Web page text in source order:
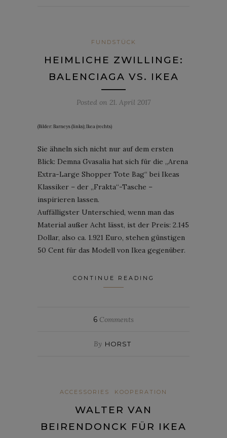
FUNDSTÜCK
HEIMLICHE ZWILLINGE:
BALENCIAGA VS. IKEA
Posted on 21. April 2017
(Bilder: Barneys (links); Ikea (rechts)
Sie ähneln sich nicht nur auf dem ersten
Blick: Demna Gvasalia hat sich für die „Arena
Extra-Large Shopper Tote Bag“ bei Ikeas
Klassiker – der „Frakta“-Tasche –
inspirieren lassen.
Auffälligster Unterschied, wenn man das
Material außer Acht lässt, ist der Preis: 2.145
Dollar, also ca. 1.921 Euro, stehen günstigen
50 Cent für das Modell von Ikea gegenüber.
CONTINUE READING
6 Comments
By HORST
ACCESSORIES KOOPERATION
WALTER VAN
BEIRENDONCK FÜR IKEA